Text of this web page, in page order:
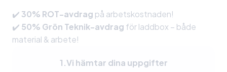
✔️30% ROT-avdrag på arbetskostnaden!
✔️ 50% Grön Teknik-avdrag för laddbox – både
material & arbete!
1.Vi hämtar dina uppgifter